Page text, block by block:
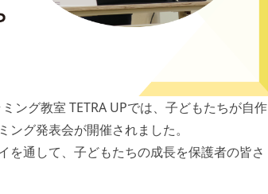
ング教室 TETRA UPでは、子どもたちが自作
グ発表会が開催されました。
を通して、子どもたちの成長を保護者の皆さ